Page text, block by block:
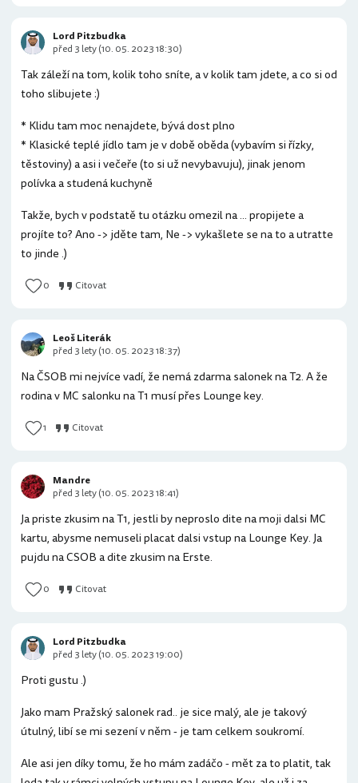
Tak záleží na tom, kolik toho sníte, a v kolik tam jdete, a co si od
toho slibujete :)
* Klidu tam moc nenajdete, bývá dost plno
* Klasické teplé jídlo tam je v době oběda (vybavím si řízky,
těstoviny) a asi i večeře (to si už nevybavuju), jinak jenom
polívka a studená kuchyně
Takže, bych v podstatě tu otázku omezil na ... propijete a
projíte to? Ano -> jděte tam, Ne -> vykašlete se na to a utratte
to jinde .)
0 Citovat
Lord Pitzbudka
před 3 lety (10. 05. 2023 18:30)
Na ČSOB mi nejvíce vadí, že nemá zdarma salonek na T2. A že
rodina v MC salonku na T1 musí přes Lounge key.
1 Citovat
Leoš Literák
před 3 lety (10. 05. 2023 18:37)
Ja priste zkusim na T1, jestli by neproslo dite na moji dalsi MC
kartu, abysme nemuseli placat dalsi vstup na Lounge Key. Ja
pujdu na CSOB a dite zkusim na Erste.
0 Citovat
Mandre
před 3 lety (10. 05. 2023 18:41)
Proti gustu .)
Jako mam Pražský salonek rad.. je sice malý, ale je takový
útulný, libí se mi sezení v něm - je tam celkem soukromí.
Ale asi jen díky tomu, že ho mám zadáčo - mět za to platit, tak
Lord Pitzbudka
před 3 lety (10. 05. 2023 19:00)